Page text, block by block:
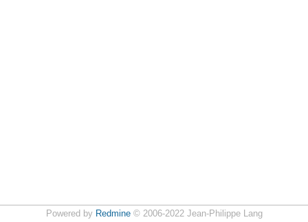
Powered by Redmine© 2006-2022 Jean-Philippe Lang